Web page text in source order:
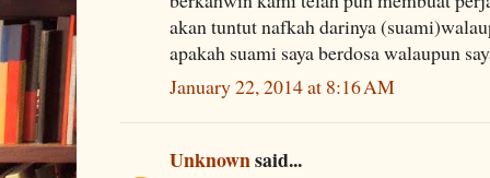
akan tuntut nafkah darinya
apakah suami saya berdosa walaupun
January 22, 2014 at 8:16 AM
Unknownsaid...